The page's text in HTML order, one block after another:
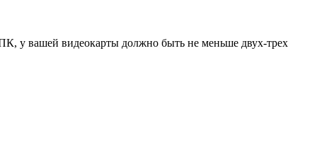
у вашей видеокарты должно быть не меньше двух-трех